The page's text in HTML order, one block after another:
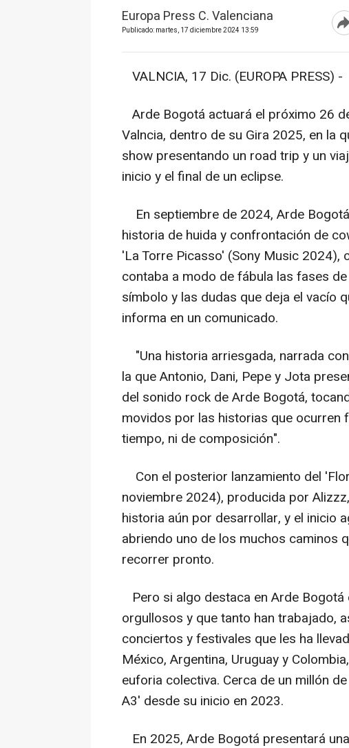
Europa Press C. Valenciana
Publicado: martes, 17 diciembre 2024 13:59
VALNCIA, 17 Dic. (EUROPA PRESS) -
Arde Bogotá actuará el próximo 26
Valncia, dentro de su Gira 2025, en la
show presentando un road trip y un
inicio y el final de un eclipse.
En septiembre de 2024, Arde
historia de huida y confrontación de
'La Torre Picasso' (Sony Music 2024),
contaba a modo de fábula las fases
símbolo y las dudas que deja el vacío
informa en un comunicado.
"Una historia arriesgada, narrada
la que Antonio, Dani, Pepe y Jota
del sonido rock de Arde Bogotá,
movidos por las historias que ocurren
tiempo, ni de composición".
Con el posterior lanzamiento del
noviembre 2024), producida por
historia aún por desarrollar, y el inicio
abriendo uno de los muchos caminos
recorrer pronto.
Pero si algo destaca en Arde
orgullosos y que tanto han trabajado,
conciertos y festivales que les ha
México, Argentina, Uruguay y
euforia colectiva. Cerca de un millón
A3' desde su inicio en 2023.
En 2025, Arde Bogotá presentará